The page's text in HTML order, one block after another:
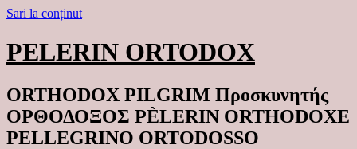
Sari la conținut
PELERIN ORTODOX
ORTHODOX PILGRIM Προσκυνητής
ΟΡΘΟΔΟΞΟΣ PÈLERIN ORTHODOXE
PELLEGRINO ORTODOSSO